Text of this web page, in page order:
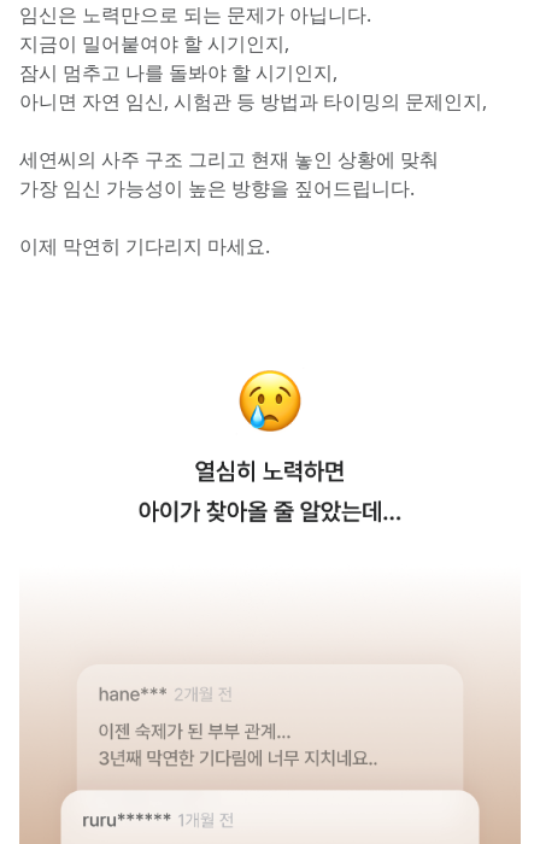
임신은 노력만으로 되는 문제가 아닙니다.
지금이 밀어붙여야 할 시기인지,
잠시 멈추고 나를 돌봐야 할 시기인지,
아니면 자연 임신, 시험관 등 방법과 타이밍의 문제인지,
세연씨의 사주 구조 그리고 현재 놓인 상황에 맞춰
가장 임신 가능성이 높은 방향을 짚어드립니다.
이제 막연히 기다리지 마세요.